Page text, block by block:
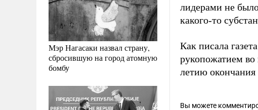
Мэр Нагасаки назвал страну,
сбросившую на город атомную
бомбу
лидерами не
какого-то
Как писала
рукопожатием
летию
Вы можете